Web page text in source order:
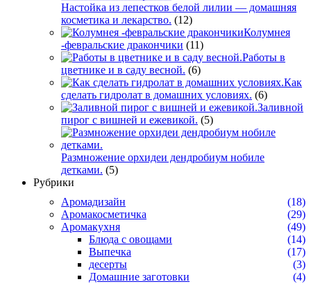
Настойка из лепестков белой лилии — домашняя
косметика и лекарство. (12)
Колумнея
-февральские дракончики (11)
Работы в
цветнике и в саду весной. (6)
Как
сделать гидролат в домашних условиях. (6)
Заливной
пирог с вишней и ежевикой. (5)
Размножение орхидеи дендробиум нобиле
детками. (5)
Рубрики
Аромадизайн
(18)
Аромакосметичка
(29)
Аромакухня
(49)
Блюда с овощами
(14)
Выпечка
(17)
десерты
(3)
Домашние заготовки
(4)